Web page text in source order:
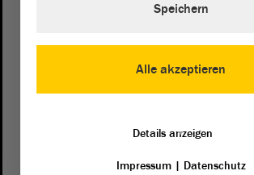
Auf Google Maps
Alle akzeptieren
Speichern
Details anzeigen
Impressum| Datenschutz